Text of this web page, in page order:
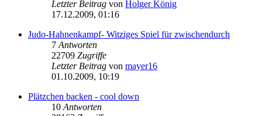
Letzter Beitrag von Holger König
17.12.2009, 01:16
Judo-Hahnenkampf- Witziges Spiel für zwischendurch
7 Antworten
22709 Zugriffe
Letzter Beitrag von mayer16
01.10.2009, 10:19
Plätzchen backen - cool down
10 Antworten